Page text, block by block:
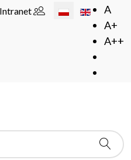
A
A+
A++
Wybierz swój język
Intranet